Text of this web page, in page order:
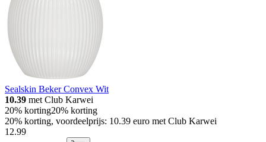
Sealskin Beker Convex Wit
10.39 met Club Karwei
20% korting20% korting
20% korting, voordeelprijs: 10.39 euro met Club Karwei
12.99